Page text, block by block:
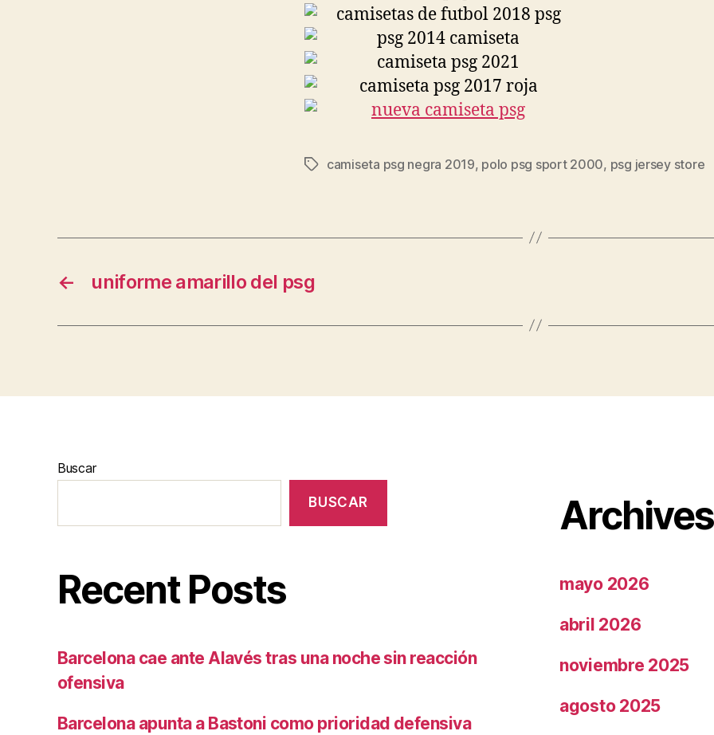
Etiquetas
camiseta psg negra 2019, polo psg sport 2000, psg jersey store
← uniforme amarillo del psg
Buscar
BUSCAR
Recent Posts
Barcelona cae ante Alavés tras una noche sin reacción
ofensiva
Barcelona apunta a Bastoni como prioridad defensiva
Archives
mayo 2026
abril 2026
noviembre 2025
agosto 2025